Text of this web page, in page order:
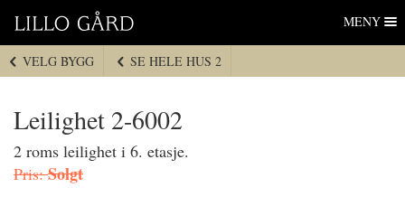
navigasjon
Hopp
innhold
MENY
VELG BYGG SE HELE HUS 2
Leilighet 2-6002
2 roms leilighet i 6. etasje.
Pris:Solgt